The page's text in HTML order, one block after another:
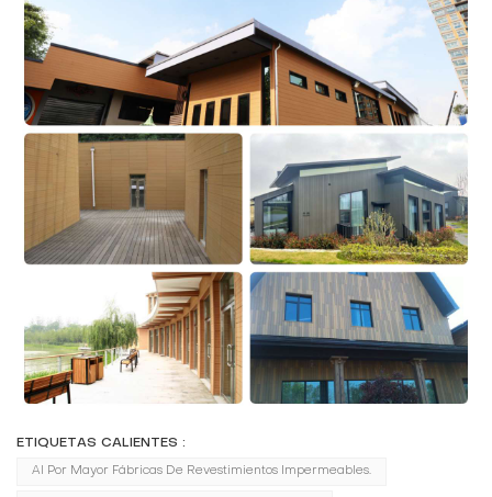
ETIQUETAS CALIENTES :
Al Por Mayor Fábricas De Revestimientos Impermeables.